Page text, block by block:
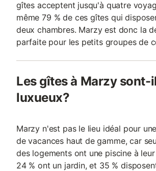
gîtes acceptent jusqu'à quatre
même 79 % de ces gîtes qui
deux chambres. Marzy est donc la
parfaite pour les petits groupes de
Les gîtes à Marzy sont-
luxueux?
Marzy n'est pas le lieu idéal pour
de vacances haut de gamme, car
des logements ont une piscine à
24 % ont un jardin, et 35 %